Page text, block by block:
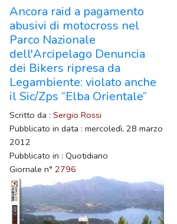
Ancora raid a pagamento
abusivi di motocross nel
Parco Nazionale
dell'Arcipelago Denuncia
dei Bikers ripresa da
Legambiente: violato anche
il Sic/Zps “Elba Orientale”
Scritto da : Sergio Rossi
Pubblicato in data : mercoledì, 28 marzo
2012
Pubblicato in : Quotidiano
Giornale n° 2796